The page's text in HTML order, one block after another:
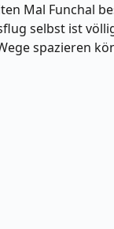
Mal Funchal
selbst ist
spazieren